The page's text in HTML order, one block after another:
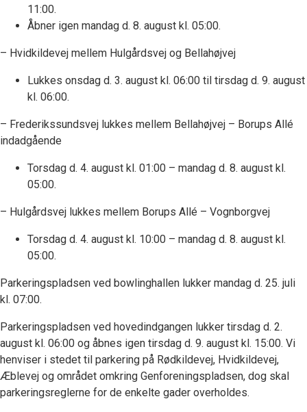
11:00.
Åbner igen mandag d. 8. august kl. 05:00.
– Hvidkildevej mellem Hulgårdsvej og Bellahøjvej
Lukkes onsdag d. 3. august kl. 06:00 til tirsdag d. 9. august
kl. 06:00.
– Frederikssundsvej lukkes mellem Bellahøjvej – Borups Allé
indadgående
Torsdag d. 4. august kl. 01:00 – mandag d. 8. august kl.
05:00.
– Hulgårdsvej lukkes mellem Borups Allé – Vognborgvej
Torsdag d. 4. august kl. 10:00 – mandag d. 8. august kl.
05:00.
Parkeringspladsen ved bowlinghallen lukker mandag d. 25. juli
kl. 07:00.
Parkeringspladsen ved hovedindgangen lukker tirsdag d. 2.
august kl. 06:00 og åbnes igen tirsdag d. 9. august kl. 15:00. Vi
henviser i stedet til parkering på Rødkildevej, Hvidkildevej,
Æblevej og området omkring Genforeningspladsen, dog skal
parkeringsreglerne for de enkelte gader overholdes.